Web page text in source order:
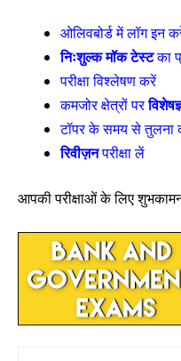
ओलिवबोर्डमें लॉग इन
निःशुल्क मॉक टेस्टका
परीक्षाविश्लेषणकरें
कमजोर क्षेत्रों पर
टॉपर के समयसे तुलना
रिवीज़नपरीक्षा लें
आपकी परीक्षाओं के लिए